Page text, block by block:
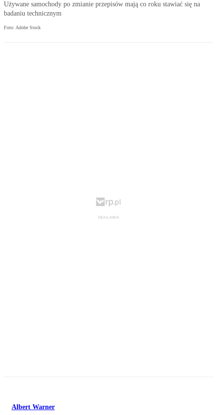
Używane samochody po zmianie przepisów mają co roku stawiać się na
badaniu technicznym
Foto: Adobe Stock
Albert Warner